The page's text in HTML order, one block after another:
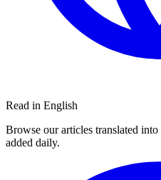
Read in English
Browse our articles translated
added daily.